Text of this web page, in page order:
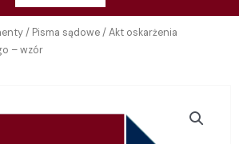
/ Pisma sądowe/ Akt oskarżenia
– wzór